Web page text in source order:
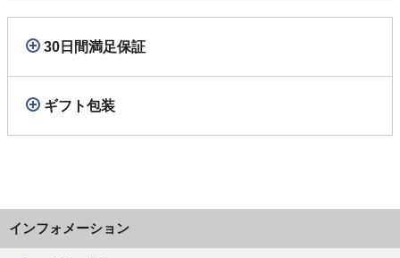
30日間満足保証
ギフト包装
インフォメーション